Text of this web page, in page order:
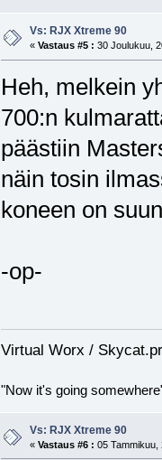
Vs: RJX Xtreme 90
« Vastaus #5 : 30 Joulukuu,
Heh, melkein
700:n
päästiin
näin tosin
koneen on
-op-
Virtual Worx /
"Now it's going
Vs: RJX Xtreme 90
« Vastaus #6 : 05 Tammikuu,